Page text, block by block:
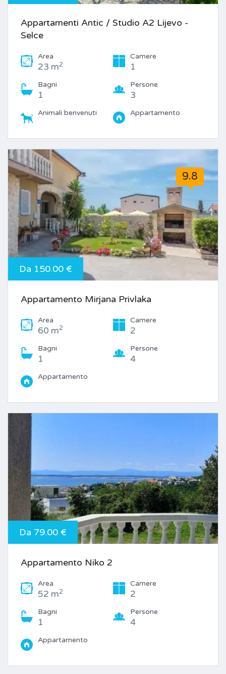
Appartamenti Antic / Studio A2 Lijevo -
Selce
Area
23 m2
Camere
1
Bagni
1
Persone
3
Animali benvenuti Appartamento
9.8
Da 150.00 €
Appartamento Mirjana Privlaka
Area
60 m2
Camere
2
Bagni
1
Persone
4
Appartamento
Da 79.00 €
Appartamento Niko 2
Area
52 m2
Camere
2
Bagni
1
Persone
4
Appartamento